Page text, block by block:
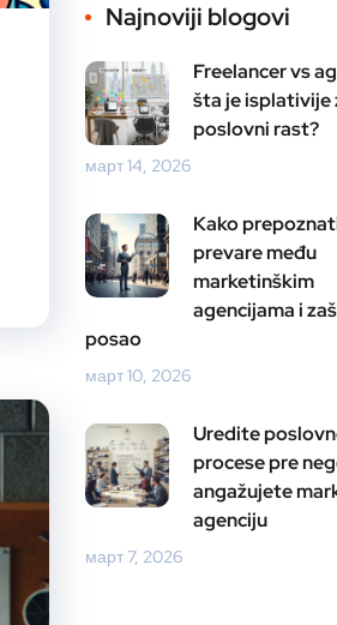
Najnoviji blogovi
Freelancer vs
šta je isplativije
poslovni rast?
март 14, 2026
Kako
prevare među
marketinškim
agencijama i
posao
март 10, 2026
Uredite
procese pre
angažujete
agenciju
март 7, 2026